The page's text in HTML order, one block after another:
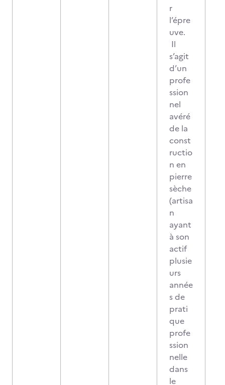
r
l’épre
uve.
Il
s’agit
d’un
profe
ssion
nel
avéré
de la
const
ructio
n en
pierre
sèche
(artisa
n
ayant
à son
actif
plusie
urs
année
s de
prati
que
profe
ssion
nelle
dans
le